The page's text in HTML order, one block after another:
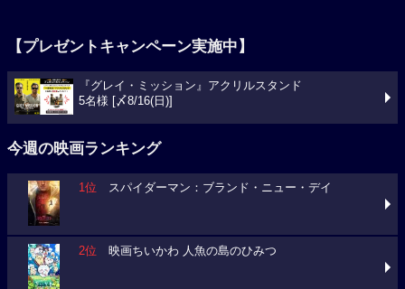
【プレゼントキャンペーン実施中】
『グレイ・ミッション』アクリルスタンド
5名様 [〆8/16(日)]
今週の映画ランキング
1位 スパイダーマン：ブランド・ニュー・デイ
2位 映画ちいかわ 人魚の島のひみつ